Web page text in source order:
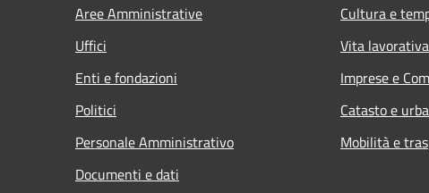
Aree Amministrative
Uffici
Enti e fondazioni
Politici
Personale Amministrativo
Documenti e dati
Cultura e
Vita lavorativa
Imprese e
Catasto e
Mobilità e